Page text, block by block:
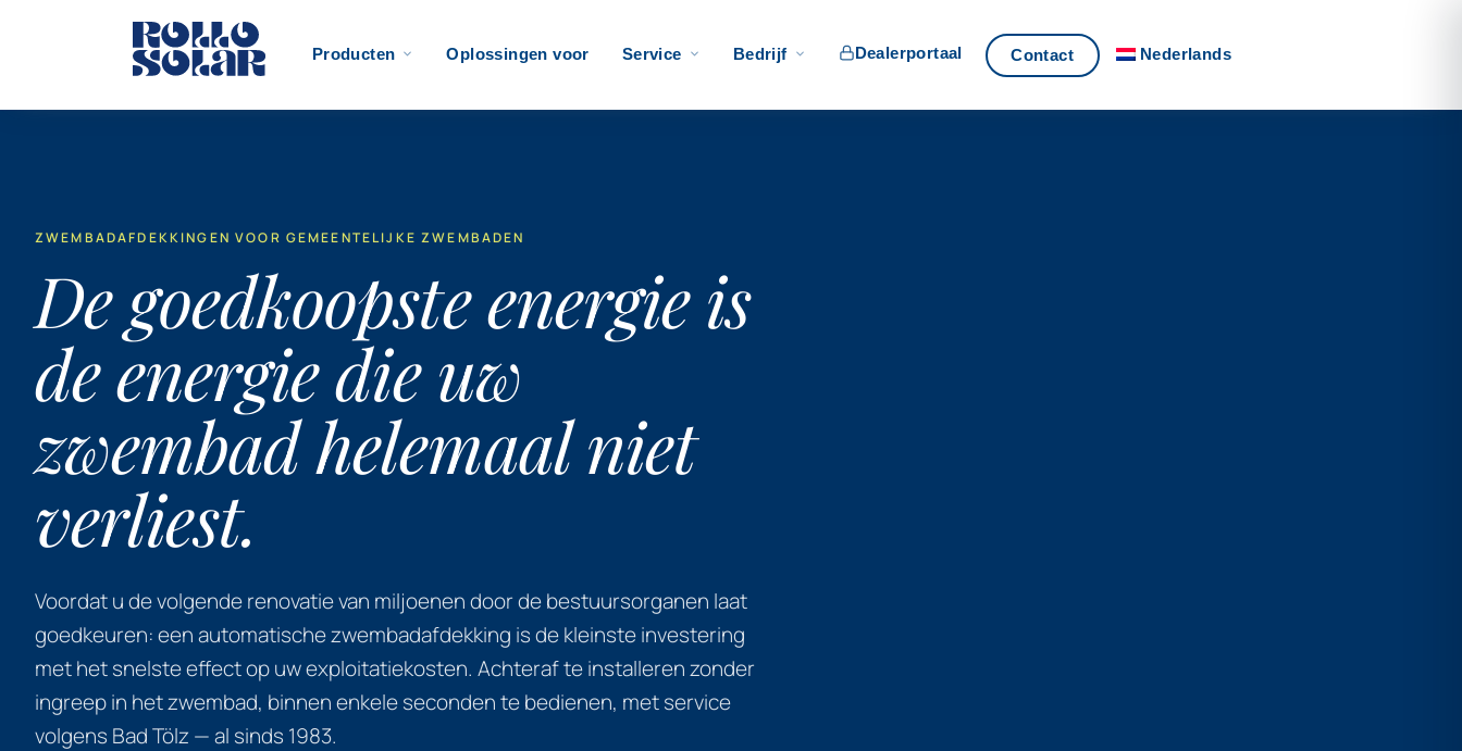
Producten Oplossingen voor Service Bedrijf Dealerportaal Contact Nederlands
ZWEMBADAFDEKKINGEN VOOR GEMEENTELIJKE ZWEMBADEN
De goedkoopste energie is
de energie die uw
zwembad helemaal niet
verliest.
Voordat u de volgende renovatie van miljoenen door de bestuursorganen laat
goedkeuren: een automatische zwembadafdekking is de kleinste investering
met het snelste effect op uw exploitatiekosten. Achteraf te installeren zonder
ingreep in het zwembad, binnen enkele seconden te bedienen, met service
volgens Bad Tölz — al sinds 1983.